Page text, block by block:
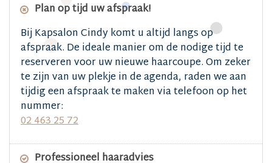
Plan op tijd uw afspraak!
Bij Kapsalon Cindy komt u altijd langs op
afspraak. De ideale manier om de nodige tijd te
reserveren voor uw nieuwe haarcoupe. Om zeker
te zijn van uw plekje in de agenda, raden we aan
tijdig een afspraak te maken via telefoon op het
nummer:
02 463 25 72
Professioneel haaradvies